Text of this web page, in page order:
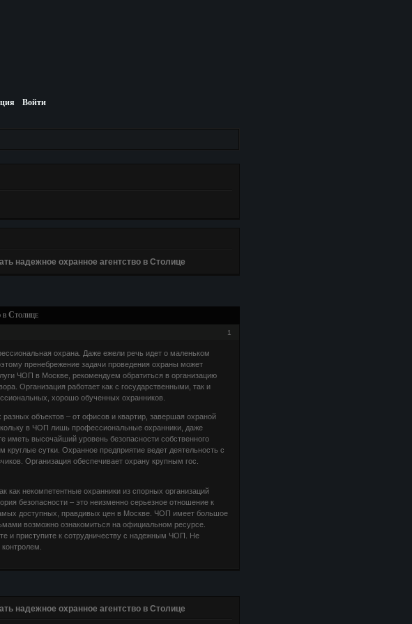
Войти
надежное охранное агентство в Столице
в Столице
1
охрана. Даже ежели речь идет о маленьком
пренебрежение задачи проведения охраны может
ЧОП в Москве, рекомендуем обратиться в организацию
Организация работает как с государственными, так и
хорошо обученных охранников.
объектов – от офисов и квартир, завершая охраной
в ЧОП лишь профессиональные охранники, даже
высочайший уровень безопасности собственного
сутки. Охранное предприятие ведет деятельность с
Организация обеспечивает охрану крупным гос.
как некомпетентные охранники из спорных организаций
безопасности – это неизменно серьезное отношение к
доступных, правдивых цен в Москве. ЧОП имеет большое
возможно ознакомиться на официальном ресурсе.
и приступите к сотрудничеству с надежным ЧОП. Не
надежное охранное агентство в Столице